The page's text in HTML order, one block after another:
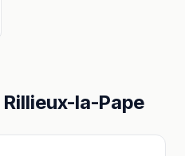
Rillieux-la-Pape